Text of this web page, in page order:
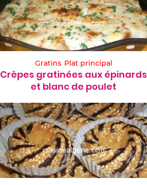
Gratins Plat principal
Crêpes gratinées aux épinards
et blanc de poulet